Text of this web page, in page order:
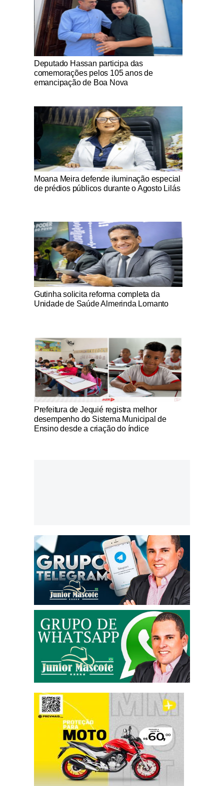
Notícias Católicas
Deputado Hassan participa das
comemorações pelos 105 anos de
emancipação de Boa Nova
Notícias Católicas
Moana Meira defende iluminação especial
de prédios públicos durante o Agosto Lilás
Notícias Católicas
Gutinha solicita reforma completa da
Unidade de Saúde Almerinda Lomanto
Notícias Católicas
Prefeitura de Jequié registra melhor
desempenho do Sistema Municipal de
Ensino desde a criação do índice